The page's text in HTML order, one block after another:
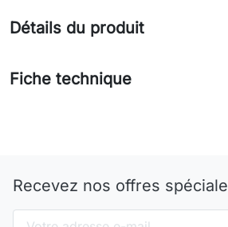
Détails du produit
Fiche technique
Recevez nos offres